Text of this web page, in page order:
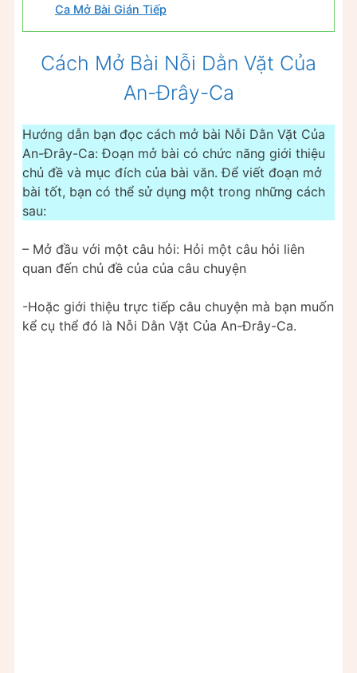
Ca Mở Bài Gián Tiếp
Cách Mở Bài Nỗi Dằn Vặt Của
An-Đrây-Ca
Hướng dẫn bạn đọc cách mở bài Nỗi Dằn Vặt Của
An-Đrây-Ca: Đoạn mở bài có chức năng giới thiệu
chủ đề và mục đích của bài văn. Để viết đoạn mở
bài tốt, bạn có thể sử dụng một trong những cách
sau:
– Mở đầu với một câu hỏi: Hỏi một câu hỏi liên
quan đến chủ đề của của câu chuyện
-Hoặc giới thiệu trực tiếp câu chuyện mà bạn muốn
kể cụ thể đó là Nỗi Dằn Vặt Của An-Đrây-Ca.